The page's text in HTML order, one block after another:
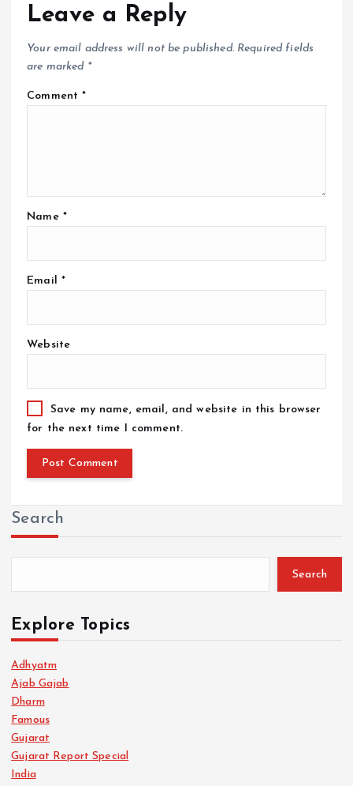
Leave a Reply
Your email address will not be published. Required fields
are marked *
Comment*
Name *
Email *
Website
Save my name, email, and website in this browser
for the next time I comment.
Search
Search
Explore Topics
Adhyatm
Ajab Gajab
Dharm
Famous
Gujarat
Gujarat Report Special
India